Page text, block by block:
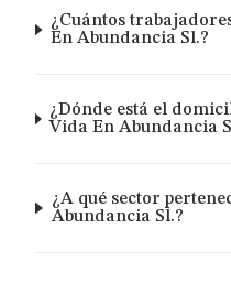
¿Cuántos
En Abundancia Sl.?
¿Dónde está el
Vida En Abundancia
¿A qué sector
Abundancia Sl.?